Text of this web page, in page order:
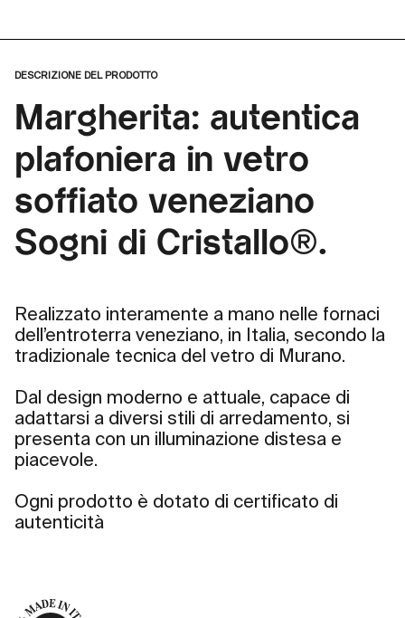
DESCRIZIONE DEL PRODOTTO
Margherita: autentica
plafoniera in vetro
soffiato veneziano
Sogni di Cristallo®.
Realizzato interamente a mano nelle fornaci
dell’entroterra veneziano, in Italia, secondo la
tradizionale tecnica del vetro di Murano.
Dal design moderno e attuale, capace di
adattarsi a diversi stili di arredamento, si
presenta con un illuminazione distesa e
piacevole.
Ogni prodotto è dotato di certificato di
autenticità